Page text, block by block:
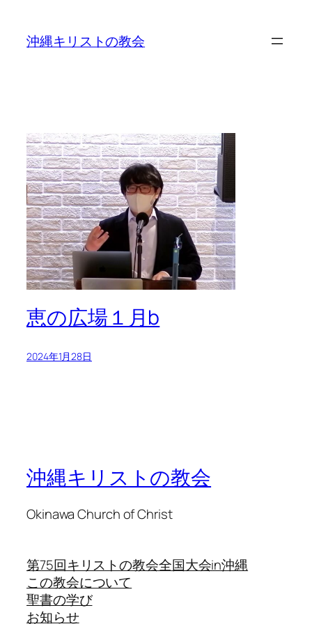
沖縄キリストの教会
恵の広場１月b
2024年1月28日
沖縄キリストの教会
Okinawa Church of Christ
第75回キリストの教会全国大会in沖縄
この教会について
聖書の学び
お知らせ